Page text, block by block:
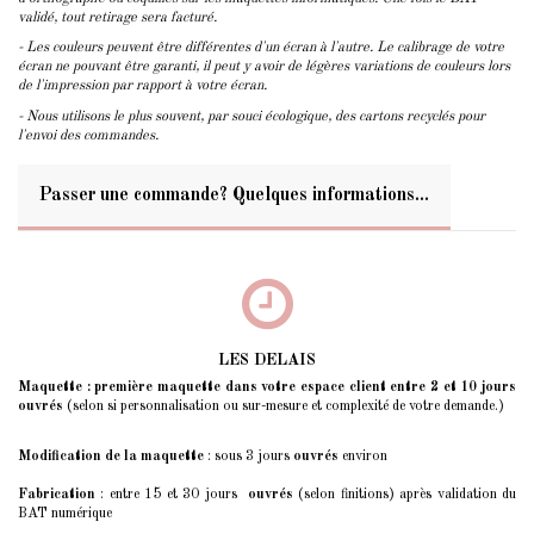
validé, tout retirage sera facturé.
- Les couleurs peuvent être différentes d'un écran à l'autre. Le calibrage de votre
écran ne pouvant être garanti, il peut y avoir de légères variations de couleurs lors
de l'impression par rapport à votre écran.
- Nous utilisons le plus souvent, par souci écologique, des cartons recyclés pour
l'envoi des commandes.
Passer une commande? Quelques informations...
LES DELAIS
Maquette : première maquette dans votre espace client entre 2 et 10 jours
ouvrés (selon si personnalisation ou sur-mesure et complexité de votre demande.)
Modification de la maquette : sous 3 jours ouvrés environ
Fabrication : entre 15 et 30 jours ouvrés (selon finitions) après validation du
BAT numérique